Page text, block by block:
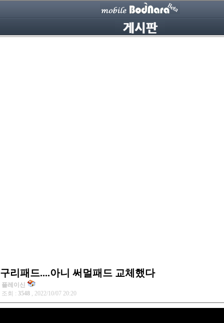
구리패드....아니 써멀패드 교체했다
플레이신
조회 : 3548 , 2022/10/07 20:20